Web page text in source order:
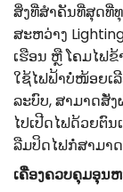
ສິ່ງທີ່ສໍາຄັນທີ່ສຸດທີ່
ສະຫວ່າງ
ເຮືອນ ຫຼື ໂຄມໄຟ
ໃຊ້ໄຟຟ້າບໍ່ໜ້ອຍເ
ລະບົບ, ສາມາດສັ່ງ
ໄປເປີດໄຟດ້ວຍຕົນ
ລືມປິດໄຟກໍ່ສາມາ
ເຄື່ອງຄວບຄຸມອຸນ